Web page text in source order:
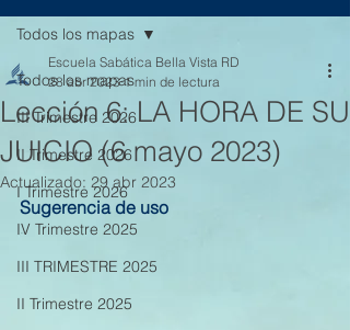
Todos los mapas
III Trimestre 2026
II Trimestre 2026
I Trimestre 2026
IV Trimestre 2025
III TRIMESTRE 2025
II Trimestre 2025
Todos los mapas
Lección 6: LA HORA DE SU
JUICIO (6 mayo 2023)
Escuela Sabática Bella Vista RD
28 abr 2023 1 min de lectura
Actualizado: 29 abr 2023
Sugerencia de uso